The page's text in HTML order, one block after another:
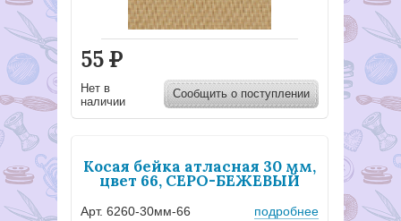
55Р
Нет в
наличии
Сообщить о поступлении
Косая бейка атласная 30 мм,
цвет 66, СЕРО-БЕЖЕВЫЙ
Арт. 6260-30мм-66 подробнее